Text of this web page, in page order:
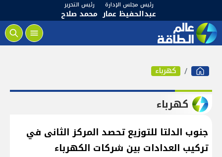
رئيس مجلس الإدارة
عبدالحفيظ عمار
رئيس التحرير
محمد صلاح
كهرباء
كهرباء
جنوب الدلتا للتوزيع تحصد المركز الثانى في
تركيب العدادات بين شركات الكهرباء